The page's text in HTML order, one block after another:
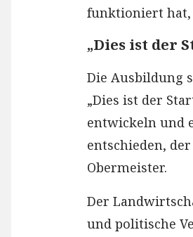
funktioniert hat,
„Dies ist der
Die Ausbildung
„Dies ist der
entwickeln und
entschieden,
Obermeister.
Der
und politische